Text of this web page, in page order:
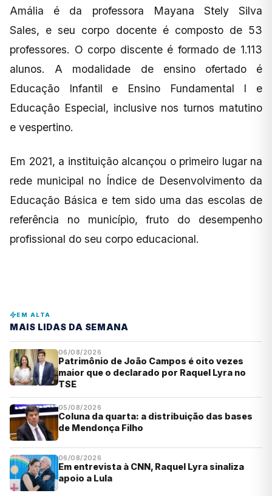
Amália é da professora Mayana Stely Silva
Sales, e seu corpo docente é composto de 53
professores. O corpo discente é formado de 1.113
alunos. A modalidade de ensino ofertado é
Educação Infantil e Ensino Fundamental I e
Educação Especial, inclusive nos turnos matutino
e vespertino.
Em 2021, a instituição alcançou o primeiro lugar na
rede municipal no Índice de Desenvolvimento da
Educação Básica e tem sido uma das escolas de
referência no município, fruto do desempenho
profissional do seu corpo educacional.
EM ALTA
MAIS LIDAS DA SEMANA
06/08/2026
Patrimônio de João Campos é oito vezes
maior que o declarado por Raquel Lyra no
TSE
05/08/2026
Coluna da quarta: a distribuição das bases
de Mendonça Filho
06/08/2026
Em entrevista à CNN, Raquel Lyra sinaliza
apoio a Lula